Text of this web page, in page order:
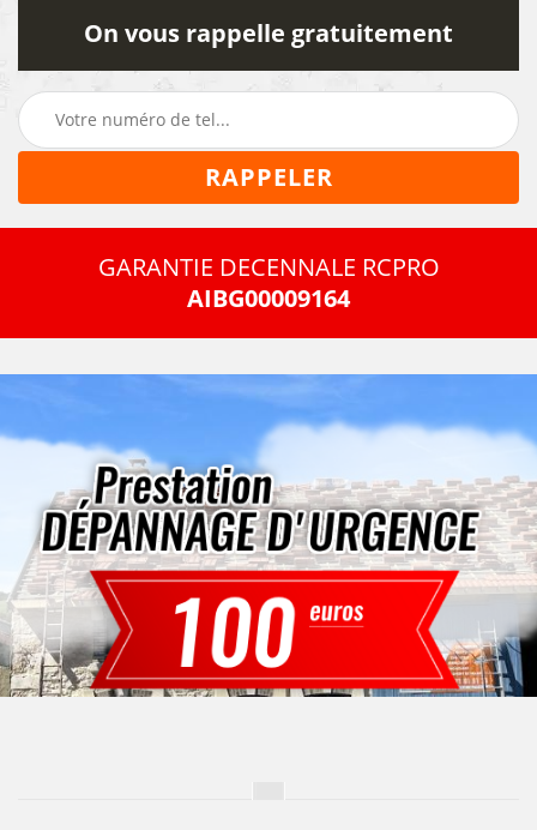
On vous rappelle gratuitement
GARANTIE DECENNALE RCPRO
AIBG00009164